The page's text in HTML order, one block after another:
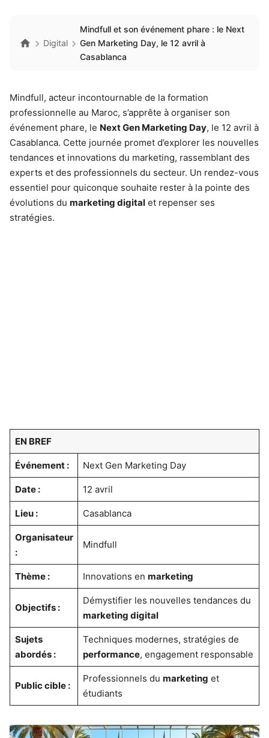
Digital
Mindfull et son événement phare : le Next
Gen Marketing Day, le 12 avril à
Casablanca
Mindfull, acteur incontournable de la formation
professionnelle au Maroc, s’apprête à organiser son
événement phare, le Next Gen Marketing Day, le 12 avril à
Casablanca. Cette journée promet d’explorer les nouvelles
tendances et innovations du marketing, rassemblant des
experts et des professionnels du secteur. Un rendez-vous
essentiel pour quiconque souhaite rester à la pointe des
évolutions du marketing digital et repenser ses
stratégies.
EN BREF
Événement : Next Gen Marketing Day
Date : 12 avril
Lieu : Casablanca
Organisateur
:
Mindfull
Thème : Innovations en marketing
Objectifs :
Démystifier les nouvelles tendances du
marketing digital
Sujets
abordés :
Techniques modernes, stratégies de
performance, engagement responsable
Public cible :
Professionnels du marketing et
étudiants